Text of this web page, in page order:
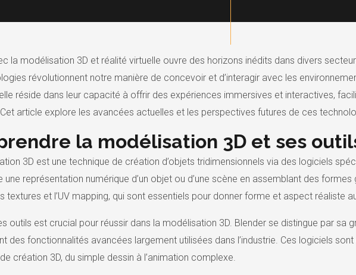
la modélisation 3D et réalité virtuelle ouvre des horizons inédits dans divers
révolutionnent notre manière de concevoir et d’interagir avec les
réside dans leur capacité à offrir des expériences immersives et interactives,
article explore les avancées actuelles et les perspectives futures de ces
la modélisation 3D et ses
3D est une technique de création d’objets tridimensionnels via des logiciels
une représentation numérique d’un objet ou d’une scène en assemblant des
textures et l’UV mapping, qui sont essentiels pour donner forme et aspect réaliste
outils est crucial pour réussir dans la modélisation 3D. Blender se distingue par sa
des fonctionnalités avancées largement utilisées dans l’industrie. Ces logiciels
création 3D, du simple dessin à l’animation complexe.